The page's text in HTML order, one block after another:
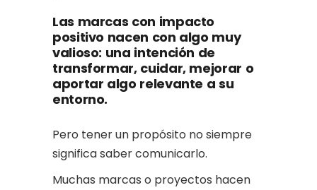
Las marcas con impacto
positivo nacen con algo muy
valioso: una intención de
transformar, cuidar, mejorar o
aportar algo relevante a su
entorno.
Pero tener un propósito no siempre
significa saber comunicarlo.
Muchas marcas o proyectos hacen